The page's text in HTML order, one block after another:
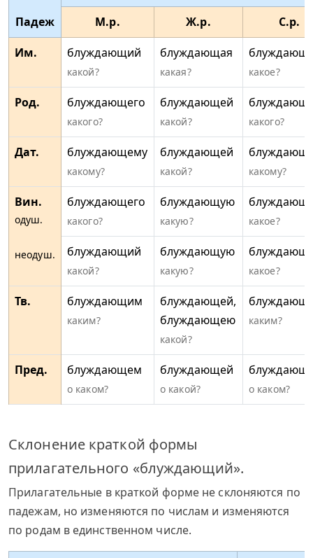
Падеж
М.р.
Ж.р.
С.р.
Им.
блуждающий
какой?
блуждающая
какая? какое?
Род. блуждающего
какого?
блуждающей
какой? какого?
Дат. блуждающему
какому?
блуждающей
какой? какому?
Вин.
одуш.
неодуш.
блуждающего
какого?
блуждающую
какую? какое?
блуждающий
какой?
блуждающую
какую? какое?
Тв. блуждающим
каким?
блуждающей,
блуждающею
какой?
каким?
Пред. блуждающем
о каком?
блуждающей
о какой? о каком?
Склонение краткой формы
прилагательного «блуждающий».
Прилагательные в краткой форме не склоняются по
падежам, но изменяются по числам и изменяются
по родам в единственном числе.